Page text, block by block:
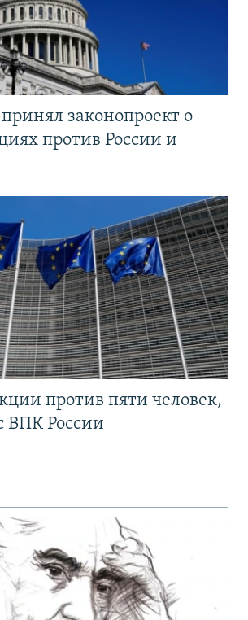
законопроект о
против России и
против пяти человек,
ВПК России